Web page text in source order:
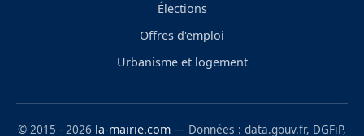
Élections
Offres d'emploi
Urbanisme et logement
© 2015 - 2026 la-mairie.com — Données : data.gouv.fr, DGFiP,